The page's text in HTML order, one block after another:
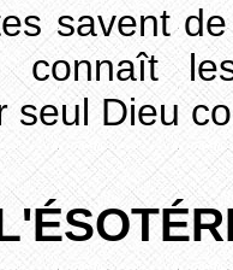
savent
connaît
seul Dieu